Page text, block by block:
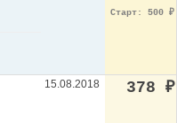
Старт: 500 ₽
15.08.2018 378 ₽